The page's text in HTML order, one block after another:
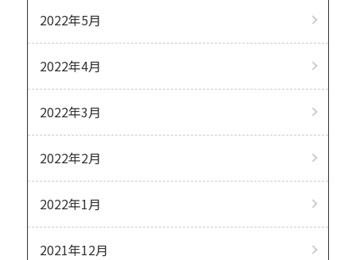
2022年5月
2022年4月
2022年3月
2022年2月
2022年1月
2021年12月